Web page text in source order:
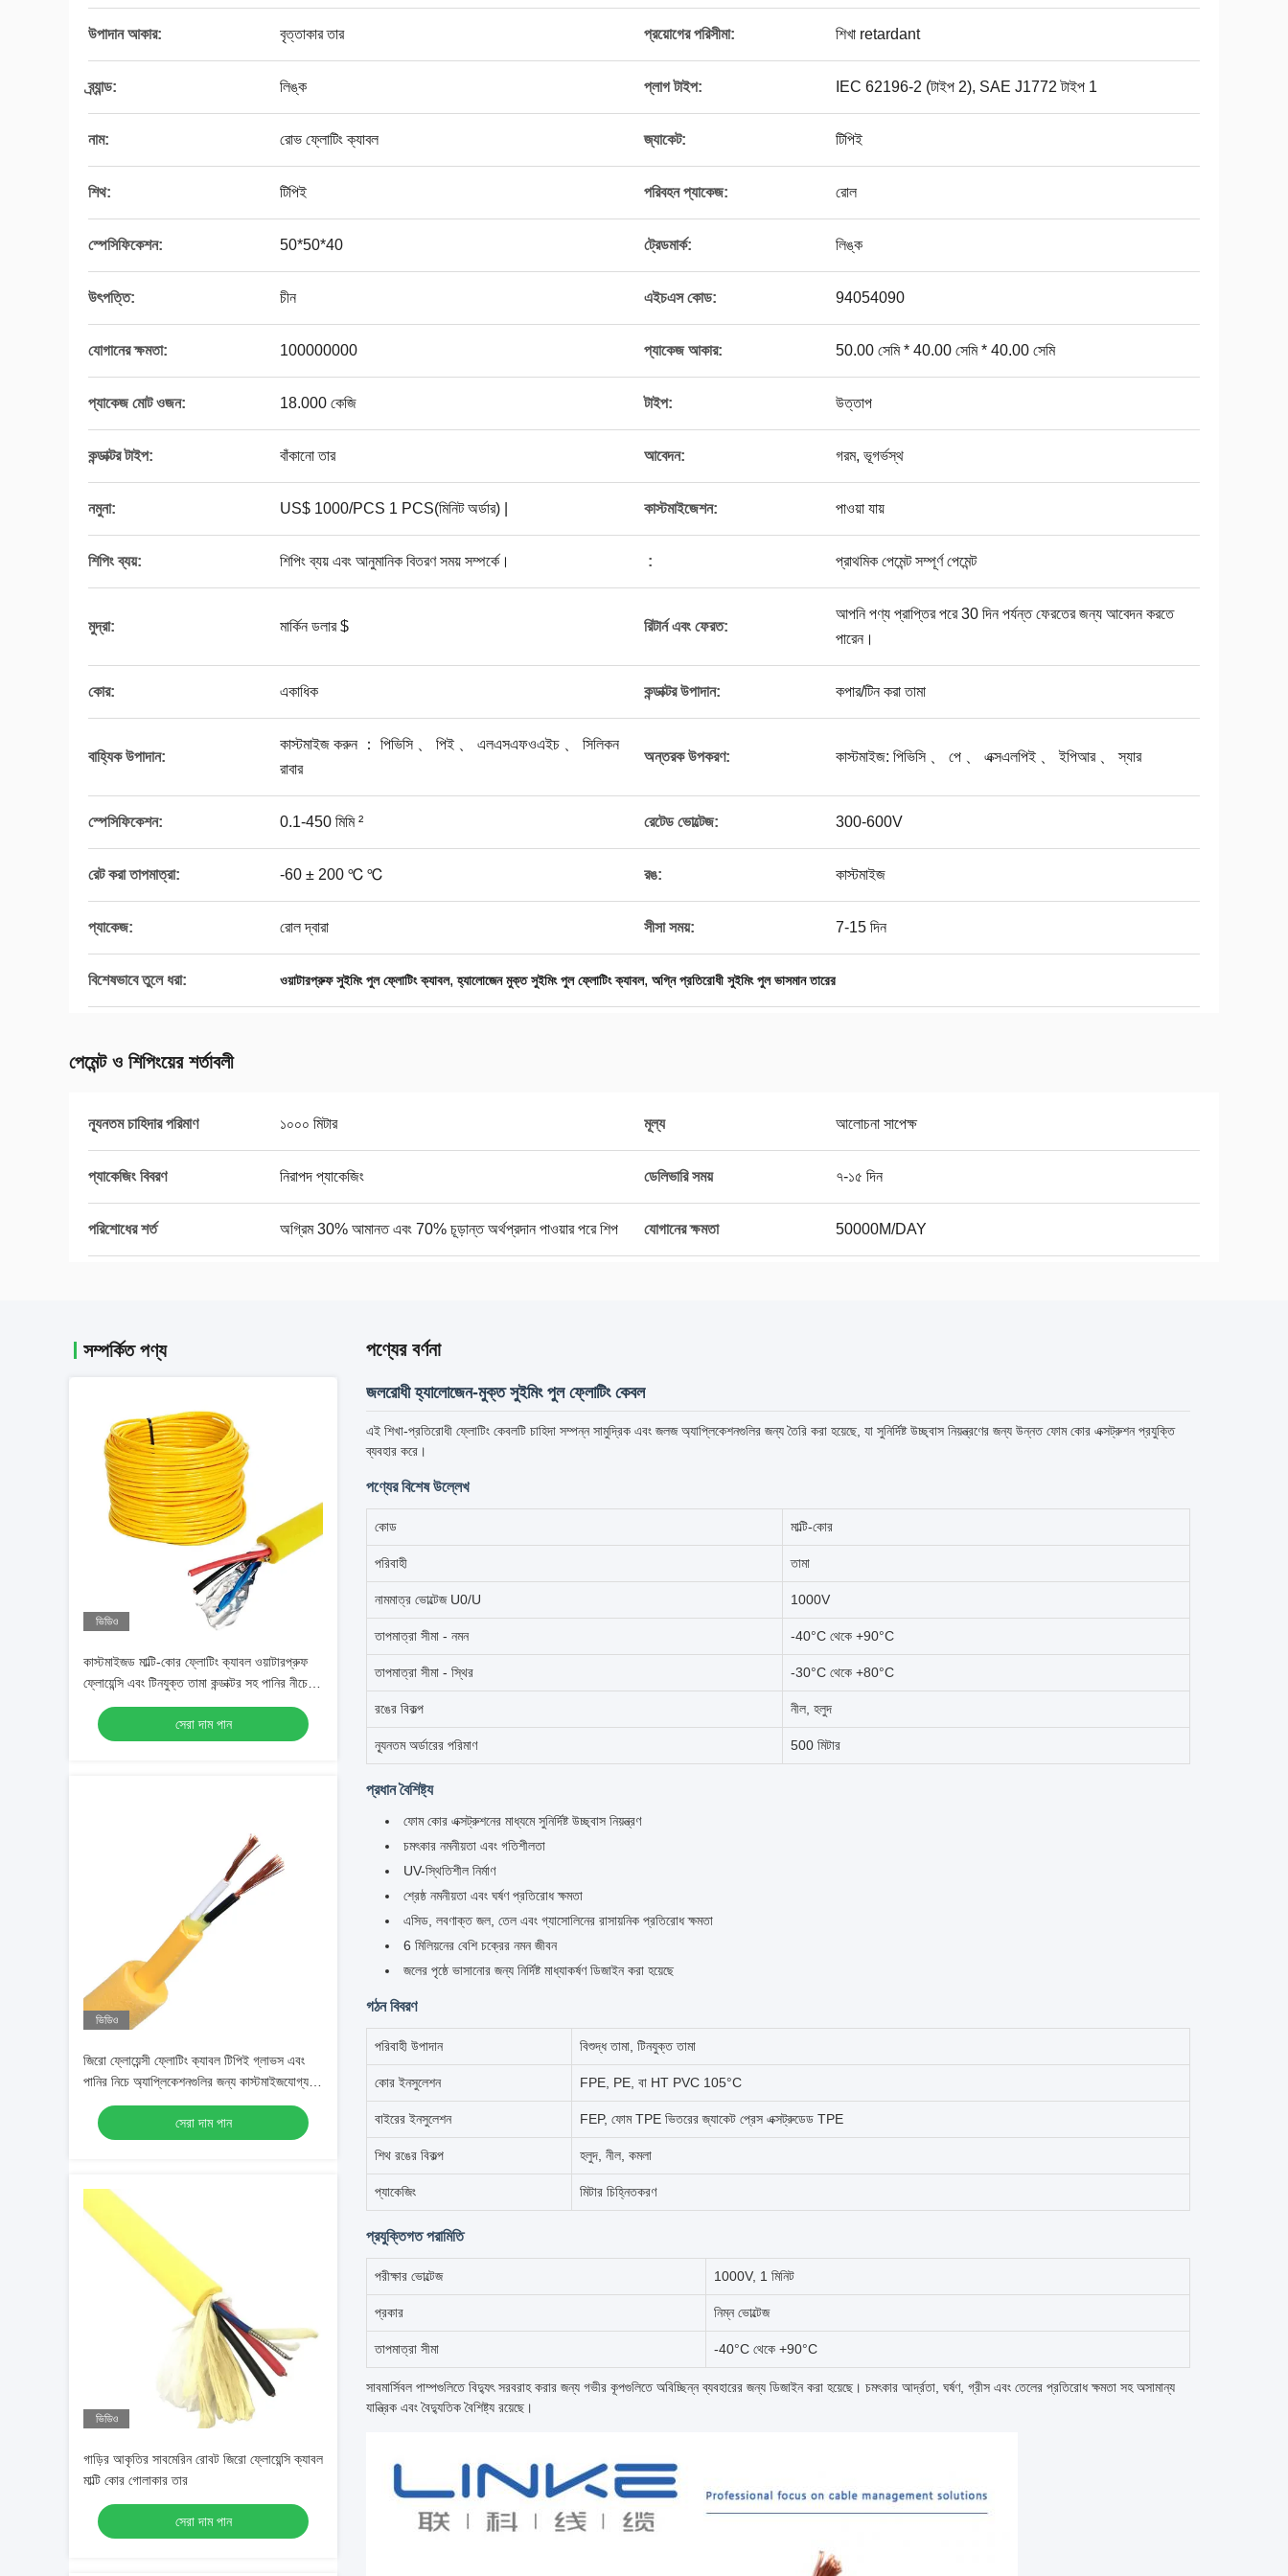
উপাদান আকার: বৃত্তাকার তার প্রয়োগের পরিসীমা: শিখা retardant
ব্র্যান্ড: লিঙ্ক প্লাগ টাইপ: IEC 62196-2 (টাইপ 2), SAE J1772 টাইপ 1
নাম: রোভ ফ্লোটিং ক্যাবল জ্যাকেট: টিপিই
শিথ: টিপিই পরিবহন প্যাকেজ: রোল
স্পেসিফিকেশন: 50*50*40 ট্রেডমার্ক: লিঙ্ক
উৎপত্তি: চীন এইচএস কোড: 94054090
যোগানের ক্ষমতা: 100000000 প্যাকেজ আকার: 50.00 সেমি * 40.00 সেমি * 40.00 সেমি
প্যাকেজ মোট ওজন: 18.000 কেজি টাইপ: উত্তাপ
কন্ডাক্টর টাইপ: বাঁকানো তার আবেদন: গরম, ভূগর্ভস্থ
নমুনা: US$ 1000/PCS 1 PCS(মিনিট অর্ডার) | কাস্টমাইজেশন: পাওয়া যায়
শিপিং ব্যয়: শিপিং ব্যয় এবং আনুমানিক বিতরণ সময় সম্পর্কে। : প্রাথমিক পেমেন্ট সম্পূর্ণ পেমেন্ট
মুদ্রা: মার্কিন ডলার $ রিটার্ন এবং ফেরত:
আপনি পণ্য প্রাপ্তির পরে 30 দিন পর্যন্ত ফেরতের জন্য আবেদন করতে
পারেন।
কোর: একাধিক কন্ডাক্টর উপাদান: কপার/টিন করা তামা
বাহ্যিক উপাদান:
কাস্টমাইজ করুন ： পিভিসি 、 পিই 、 এলএসএফওএইচ 、 সিলিকন
রাবার
অন্তরক উপকরণ: কাস্টমাইজ: পিভিসি 、 পে 、 এক্সএলপিই 、 ইপিআর 、 স্যার
স্পেসিফিকেশন: 0.1-450 মিমি ² রেটেড ভোল্টেজ: 300-600V
রেট করা তাপমাত্রা: -60 ± 200 ℃ ℃ রঙ: কাস্টমাইজ
প্যাকেজ: রোল দ্বারা সীসা সময়: 7-15 দিন
বিশেষভাবে তুলে ধরা: ওয়াটারপ্রুফ সুইমিং পুল ফ্লোটিং ক্যাবল,হ্যালোজেন মুক্ত সুইমিং পুল ফ্লোটিং ক্যাবল, অগ্নি প্রতিরোধী সুইমিং পুল ভাসমান তারের
পেমেন্ট ও শিপিংয়ের শর্তাবলী
ন্যূনতম চাহিদার পরিমাণ ১০০০ মিটার মূল্য আলোচনা সাপেক্ষ
প্যাকেজিং বিবরণ নিরাপদ প্যাকেজিং ডেলিভারি সময় ৭-১৫ দিন
পরিশোধের শর্ত অগ্রিম 30% আমানত এবং 70% চূড়ান্ত অর্থপ্রদান পাওয়ার পরে শিপ যোগানের ক্ষমতা 50000M/DAY
সম্পর্কিত পণ্য
ভিডিও
কাস্টমাইজড মাল্টি-কোর ফ্লোটিং ক্যাবল ওয়াটারপ্রুফ
ফ্লোয়েন্সি এবং টিনযুক্ত তামা কন্ডাক্টর সহ পানির নীচে
ROV Tether এর জন্য
সেরা দাম পান
ভিডিও
জিরো ফ্লোয়েন্সী ফ্লোটিং ক্যাবল টিপিই গ্লাভস এবং
পানির নিচে অ্যাপ্লিকেশনগুলির জন্য কাস্টমাইজযোগ্য
বিচ্ছিন্নতা সহ
সেরা দাম পান
ভিডিও
গাড়ির আকৃতির সাবমেরিন রোবট জিরো ফ্লোয়েন্সি ক্যাবল
মাল্টি কোর গোলাকার তার
সেরা দাম পান
পণ্যের বর্ণনা
জলরোধী হ্যালোজেন-মুক্ত সুইমিং পুল ফ্লোটিং কেবল
এই শিখা-প্রতিরোধী ফ্লোটিং কেবলটি চাহিদা সম্পন্ন সামুদ্রিক এবং জলজ অ্যাপ্লিকেশনগুলির জন্য তৈরি করা হয়েছে, যা সুনির্দিষ্ট উচ্ছ্বাস নিয়ন্ত্রণের জন্য উন্নত ফোম কোর এক্সট্রুশন প্রযুক্তি
ব্যবহার করে।
পণ্যের বিশেষ উল্লেখ
কোড মাল্টি-কোর
পরিবাহী তামা
নামমাত্র ভোল্টেজ U0/U 1000V
তাপমাত্রা সীমা - নমন -40°C থেকে +90°C
তাপমাত্রা সীমা - স্থির -30°C থেকে +80°C
রঙের বিকল্প নীল, হলুদ
ন্যূনতম অর্ডারের পরিমাণ 500 মিটার
প্রধান বৈশিষ্ট্য
ফোম কোর এক্সট্রুশনের মাধ্যমে সুনির্দিষ্ট উচ্ছ্বাস নিয়ন্ত্রণ
চমৎকার নমনীয়তা এবং গতিশীলতা
UV-স্থিতিশীল নির্মাণ
শ্রেষ্ঠ নমনীয়তা এবং ঘর্ষণ প্রতিরোধ ক্ষমতা
এসিড, লবণাক্ত জল, তেল এবং গ্যাসোলিনের রাসায়নিক প্রতিরোধ ক্ষমতা
6 মিলিয়নের বেশি চক্রের নমন জীবন
জলের পৃষ্ঠে ভাসানোর জন্য নির্দিষ্ট মাধ্যাকর্ষণ ডিজাইন করা হয়েছে
গঠন বিবরণ
পরিবাহী উপাদান বিশুদ্ধ তামা, টিনযুক্ত তামা
কোর ইনসুলেশন FPE, PE, বা HT PVC 105°C
বাইরের ইনসুলেশন FEP, ফোম TPE ভিতরের জ্যাকেট প্রেস এক্সট্রুডেড TPE
শিথ রঙের বিকল্প হলুদ, নীল, কমলা
প্যাকেজিং মিটার চিহ্নিতকরণ
প্রযুক্তিগত পরামিতি
পরীক্ষার ভোল্টেজ 1000V, 1 মিনিট
প্রকার নিম্ন ভোল্টেজ
তাপমাত্রা সীমা -40°C থেকে +90°C
সাবমার্সিবল পাম্পগুলিতে বিদ্যুৎ সরবরাহ করার জন্য গভীর কূপগুলিতে অবিচ্ছিন্ন ব্যবহারের জন্য ডিজাইন করা হয়েছে। চমৎকার আর্দ্রতা, ঘর্ষণ, গ্রীস এবং তেলের প্রতিরোধ ক্ষমতা সহ অসামান্য
যান্ত্রিক এবং বৈদ্যুতিক বৈশিষ্ট্য রয়েছে।